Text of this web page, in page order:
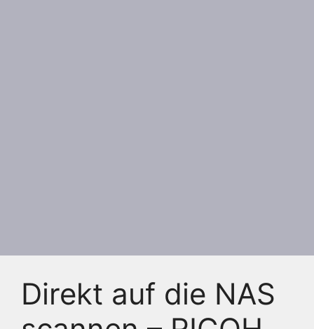
Direkt auf die NAS